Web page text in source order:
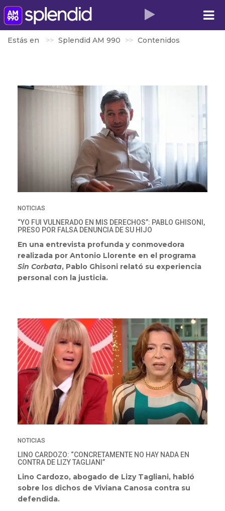
Estás en Splendid AM 990 Contenidos
NOTICIAS
“YO FUI VULNERADO EN MIS DERECHOS”: PABLO GHISONI,
PRESO POR FALSA DENUNCIA DE SU HIJO
En una entrevista profunda y conmovedora
realizada por Antonio Llorente en el programa
Sin Corbata, Pablo Ghisoni relató su experiencia
personal con la justicia.
NOTICIAS
LINO CARDOZO: “CONCRETAMENTE NO HAY NADA EN
CONTRA DE LIZY TAGLIANI”
Lino Cardozo, abogado de Lizy Tagliani, habló
sobre los dichos de Viviana Canosa contra su
defendida.